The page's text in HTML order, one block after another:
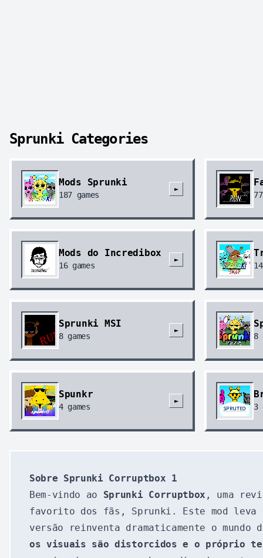
Sprunki Categories
Mods Sprunki
187 games
►
77
Mods do Incredibox
16games
►
14
Sprunki MSI
8games
►
8
Spunkr
4games
►
3
Sobre Sprunki Corruptbox 1
Bem-vindo ao Sprunki Corruptbox , uma
favorito dos fãs, Sprunki. Este mod leva
versão reinventa dramaticamente o mundo
os visuais são distorcidos e o próprio